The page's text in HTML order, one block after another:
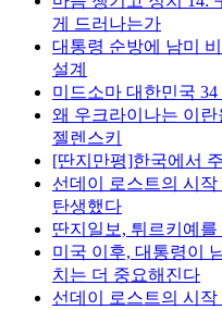
게 드러나는가
대통령 순방에 남미
설계
미드소마 대한민국
왜 우크라이나는 이
젤렌스키
[딴지만평]한국에서
선데이 로스트의 시
탄생했다
딴지일보, 튀르키예
미국 이후, 대통령이
치는 더 중요해진다
선데이 로스트의 시